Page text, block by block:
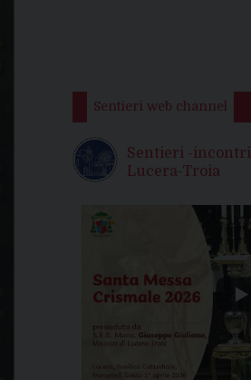
Sentieri web channel
Sentieri -
Lucera-Troia